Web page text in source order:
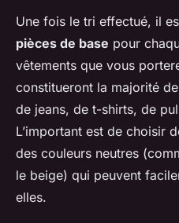
Une fois le tri effectué, il
pièces de base pour
vêtements que vous
constitueront la majorité
de jeans, de t-shirts, de
L’important est de choisir
des couleurs neutres
le beige) qui peuvent
elles.